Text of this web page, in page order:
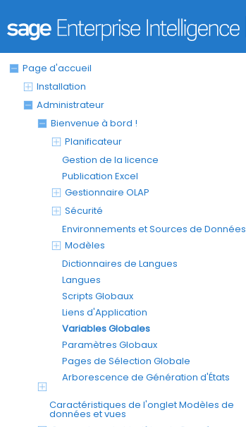
Page d'accueil
Installation
Administrateur
Bienvenue à bord !
Planificateur
Gestion de la licence
Publication Excel
Gestionnaire OLAP
Sécurité
Environnements et Sources de Données
Modèles
Dictionnaires de Langues
Langues
Scripts Globaux
Liens d'Application
Variables Globales
Paramètres Globaux
Pages de Sélection Globale
Arborescence de Génération d'États
Caractéristiques de l'onglet Modèles de
données et vues